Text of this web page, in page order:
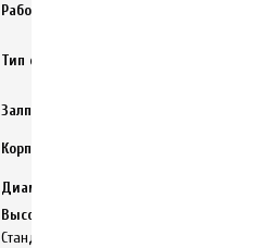
Рабочий объем литров/сутки
Тип сброса
Залповый сброс
Корпус станции
Диаметр станции
Высота станции:
Стандарт